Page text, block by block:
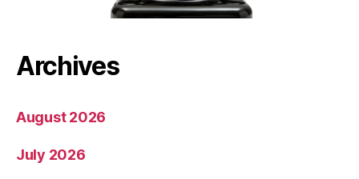
Archives
August 2026
July 2026